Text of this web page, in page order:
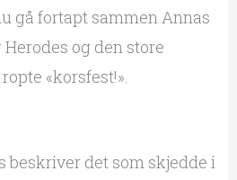
gå fortapt sammen Annas
og den store
«korsfest!».
beskriver det som skjedde i